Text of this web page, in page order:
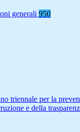
generali 950
triennale per la
e della